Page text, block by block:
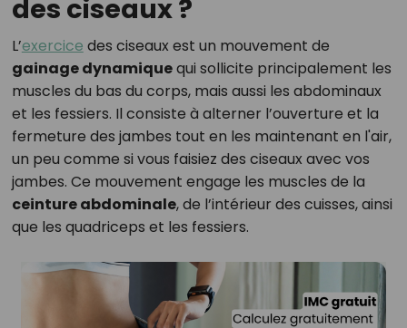
des ciseaux ?
L’exercice des ciseaux est un mouvement de
gainage dynamiquequi sollicite principalement les
muscles du bas du corps, mais aussi les abdominaux
et les fessiers. Il consiste à alterner l’ouverture et la
fermeture des jambes tout en les maintenant en l'air,
un peu comme si vous faisiez des ciseaux avec vos
jambes. Ce mouvement engage les muscles de la
ceinture abdominale, de l’intérieur des cuisses, ainsi
que les quadriceps et les fessiers.